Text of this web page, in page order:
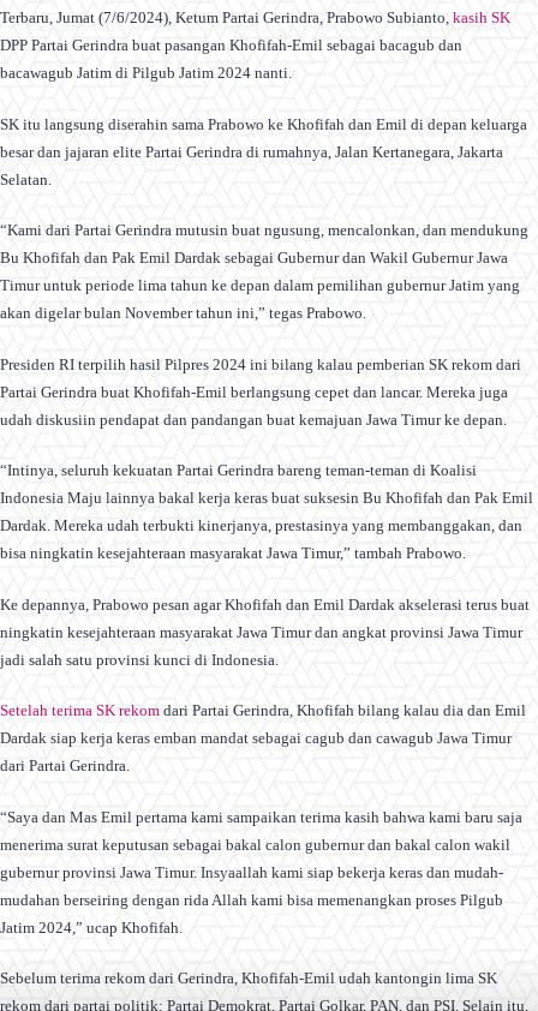
Terbaru, Jumat (7/6/2024), Ketum Partai Gerindra, Prabowo Subianto, kasih SK
DPP Partai Gerindra buat pasangan Khofifah-Emil sebagai bacagub dan
bacawagub Jatim di Pilgub Jatim 2024 nanti.
SK itu langsung diserahin sama Prabowo ke Khofifah dan Emil di depan keluarga
besar dan jajaran elite Partai Gerindra di rumahnya, Jalan Kertanegara, Jakarta
Selatan.
“Kami dari Partai Gerindra mutusin buat ngusung, mencalonkan, dan mendukung
Bu Khofifah dan Pak Emil Dardak sebagai Gubernur dan Wakil Gubernur Jawa
Timur untuk periode lima tahun ke depan dalam pemilihan gubernur Jatim yang
akan digelar bulan November tahun ini,” tegas Prabowo.
Presiden RI terpilih hasil Pilpres 2024 ini bilang kalau pemberian SK rekom dari
Partai Gerindra buat Khofifah-Emil berlangsung cepet dan lancar. Mereka juga
udah diskusiin pendapat dan pandangan buat kemajuan Jawa Timur ke depan.
“Intinya, seluruh kekuatan Partai Gerindra bareng teman-teman di Koalisi
Indonesia Maju lainnya bakal kerja keras buat suksesin Bu Khofifah dan Pak Emil
Dardak. Mereka udah terbukti kinerjanya, prestasinya yang membanggakan, dan
bisa ningkatin kesejahteraan masyarakat Jawa Timur,” tambah Prabowo.
Ke depannya, Prabowo pesan agar Khofifah dan Emil Dardak akselerasi terus buat
ningkatin kesejahteraan masyarakat Jawa Timur dan angkat provinsi Jawa Timur
jadi salah satu provinsi kunci di Indonesia.
Setelah terima SK rekom dari Partai Gerindra, Khofifah bilang kalau dia dan Emil
Dardak siap kerja keras emban mandat sebagai cagub dan cawagub Jawa Timur
dari Partai Gerindra.
“Saya dan Mas Emil pertama kami sampaikan terima kasih bahwa kami baru saja
menerima surat keputusan sebagai bakal calon gubernur dan bakal calon wakil
gubernur provinsi Jawa Timur. Insyaallah kami siap bekerja keras dan mudah-
mudahan berseiring dengan rida Allah kami bisa memenangkan proses Pilgub
Jatim 2024,” ucap Khofifah.
Sebelum terima rekom dari Gerindra, Khofifah-Emil udah kantongin lima SK
rekom dari partai politik: Partai Demokrat, Partai Golkar, PAN, dan PSI. Selain itu,